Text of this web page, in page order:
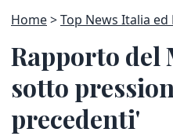
Home Top News Italia ed
Rapporto del
sotto
precedenti'